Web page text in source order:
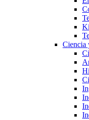
Ciencia